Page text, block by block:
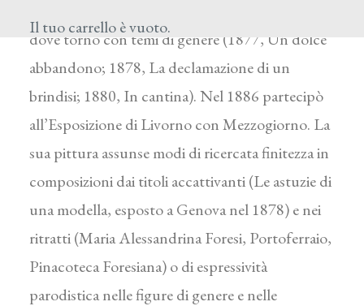
Il tuo carrello è vuoto.
dove tornò con temi di genere (1877, Un dolce
abbandono; 1878, La declamazione di un
brindisi; 1880, In cantina). Nel 1886 partecipò
all’Esposizione di Livorno con Mezzogiorno. La
sua pittura assunse modi di ricercata finitezza in
composizioni dai titoli accattivanti (Le astuzie di
una modella, esposto a Genova nel 1878) e nei
ritratti (Maria Alessandrina Foresi, Portoferraio,
Pinacoteca Foresiana) o di espressività
parodistica nelle figure di genere e nelle